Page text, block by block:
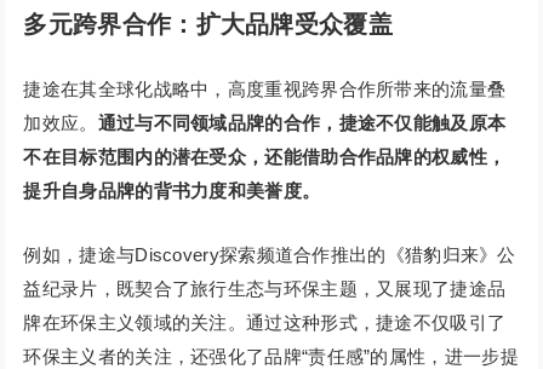
多元跨界合作：扩大品牌受众覆盖
捷途在其全球化战略中，高度重视跨界合作所带来的流量叠
加效应。 通过与不同领域品牌的合作， 捷途不仅能触及原本
不在目标范围内的潜在受众，还能借助合作品牌的权威性，
提升自身品牌的背书力度和美誉度。
例如，捷途与Discovery探索频道合作推出的《猎豹归来》公
益纪录片，既契合了旅行生态与环保主题，又展现了捷途品
牌在环保主义领域的关注。通过这种形式，捷途不仅吸引了
环保主义者的关注，还强化了品牌“责任感”的属性，进一步提